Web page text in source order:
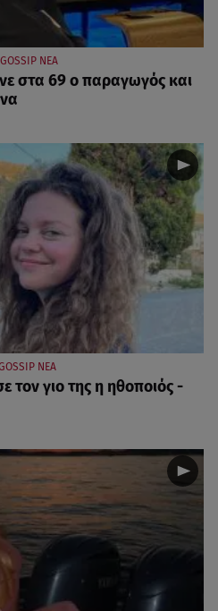
ΝΕΑ
στα 69 ο παραγωγός και
ΝΕΑ
τον γιο της η ηθοποιός -